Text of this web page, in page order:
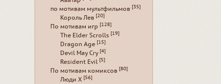
по мотивам мультфильмов [35]
Король Лев [20]
По мотивам игр [128]
The Elder Scrolls [19]
Dragon Age [15]
Devil May Cry [4]
Resident Evil [5]
По мотивам комиксов [80]
Люди Х [56]